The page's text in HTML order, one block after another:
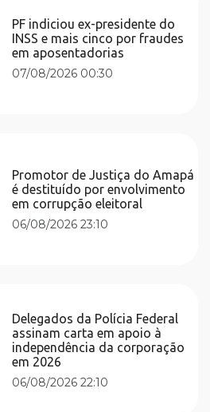
PF indiciou ex-presidente do
INSS e mais cinco por fraudes
em aposentadorias
07/08/2026 00:30
Promotor de Justiça do Amapá
é destituído por envolvimento
em corrupção eleitoral
06/08/2026 23:10
Delegados da Polícia Federal
assinam carta em apoio à
independência da corporação
em 2026
06/08/2026 22:10